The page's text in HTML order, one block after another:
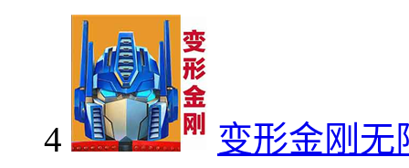
4
变形金刚无